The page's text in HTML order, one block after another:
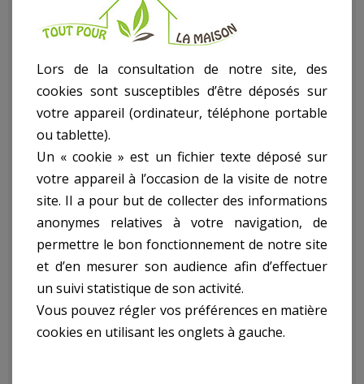
Du matériel de Pro Pour Bricoler décorer construire Malin chez
vous avec Le (La)
Torche 3W - Leddans notre rayon
Descriptif technique
Torche 3W - Led ref.
BK02:
- Puissance : 3W
- Batterie Rechargeable / Solaire
- Durée De Fonctionnement : 4H / 10H
- Chargeur Inclus
- Chargeur Auto Inclus
- Taille : 193X131X167Mm
Lors de la consultation de notre site, des
cookies sont susceptibles d’être déposés sur
votre appareil (ordinateur, téléphone portable
ou tablette).
Un « cookie » est un fichier texte déposé sur
votre appareil à l’occasion de la visite de notre
site. Il a pour but de collecter des informations
anonymes relatives à votre navigation, de
permettre le bon fonctionnement de notre site
et d’en mesurer son audience afin d’effectuer
un suivi statistique de son activité.
Vous pouvez régler vos préférences en matière
cookies en utilisant les onglets à gauche.